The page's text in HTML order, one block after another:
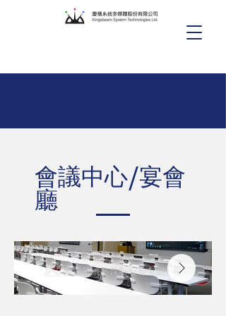
會議中心/宴會
廳